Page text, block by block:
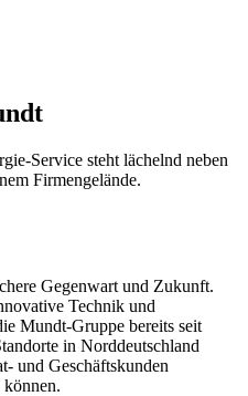
Gegenwart und Zukunft.
Technik und
Mundt-Gruppe bereits seit
in Norddeutschland
und Geschäftskunden
können.